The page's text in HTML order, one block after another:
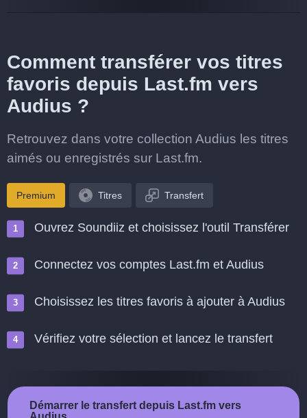
Comment transférer vos titres
favoris depuis Last.fm vers
Audius ?
Retrouvez dans votre collection Audius les titres
aimés ou enregistrés sur Last.fm.
Premium Titres Transfert
Ouvrez Soundiiz et choisissez l'outil Transférer
Connectez vos comptes Last.fm et Audius
Choisissez les titres favoris à ajouter à Audius
Vérifiez votre sélection et lancez le transfert
Démarrer le transfert depuis Last.fm vers